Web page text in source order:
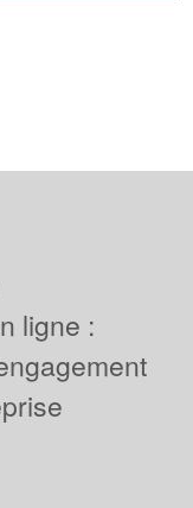
ligne :